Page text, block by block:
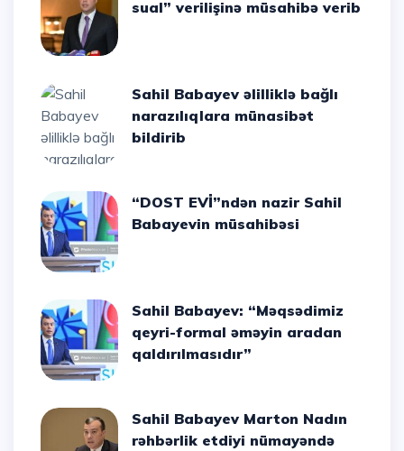
sual” verilişinə müsahibə verib
Sahil Babayev əlilliklə bağlı
narazılıqlara münasibət
bildirib
“DOST EVİ”ndən nazir Sahil
Babayevin müsahibəsi
Sahil Babayev: “Məqsədimiz
qeyri-formal əməyin aradan
qaldırılmasıdır”
Sahil Babayev Marton Nadın
rəhbərlik etdiyi nümayəndə